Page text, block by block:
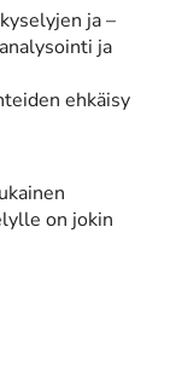
ja –
ja
ehkäisy
on jokin